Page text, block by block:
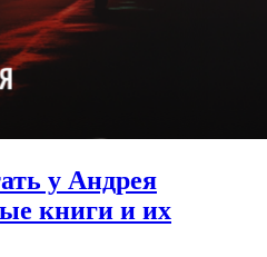
у Андрея
книги и их